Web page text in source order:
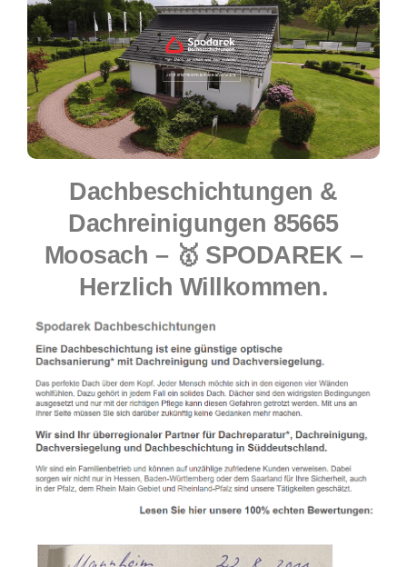
Dachbeschichtungen &
Dachreinigungen 85665
Moosach – 🥇 SPODAREK –
Herzlich Willkommen.